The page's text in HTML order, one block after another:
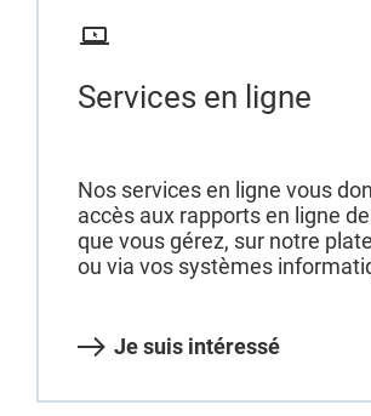
Services en ligne
Nos services en ligne vous
accès aux rapports en ligne
que vous gérez, sur notre
ou via vos systèmes
Je suis intéressé